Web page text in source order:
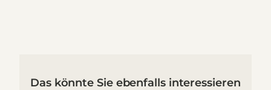
Das könnte Sie ebenfalls interessieren